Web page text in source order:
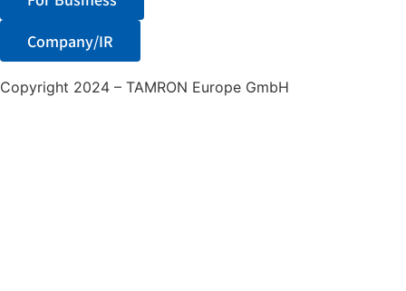
Company/IR
Copyright 2024 – TAMRON Europe GmbH